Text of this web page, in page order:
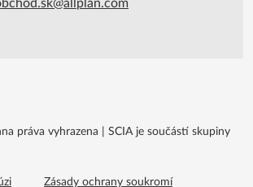
práva vyhrazena
SCIA je součástí skupiny
Zásady ochrany soukromí